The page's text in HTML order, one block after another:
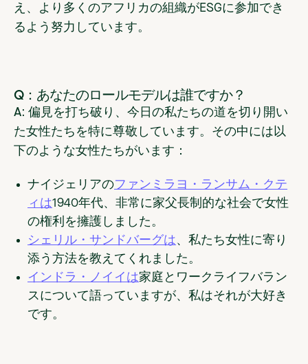
え、より多くのアフリカの組織がESGに参加でき
るよう努力しています。
Q：あなたのロールモデルは誰ですか？
A: 偏見を打ち破り、今日の私たちの道を切り開い
た女性たちを特に尊敬しています。その中には以
下のような女性たちがいます：
ナイジェリアのファンミラヨ・ランサム・クテ
ィは1940年代、非常に家父長制的な社会で女性
の権利を擁護しました。
シェリル・サンドバーグは、私たち女性に寄り
添う方法を教えてくれました。
インドラ・ノイイは家庭とワークライフバラン
スについて語っていますが、私はそれが大好き
です。